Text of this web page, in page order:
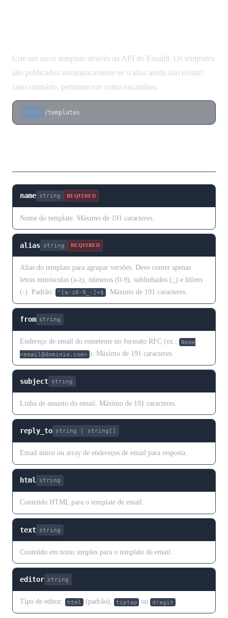
Crie um novo template através da API do Emailit. Os templates
são publicados automaticamente se o alias ainda não existir;
caso contrário, permanecem como rascunhos.
POST /templates
name string REQUIRED
Nome do template. Máximo de 191 caracteres.
alias string REQUIRED
Alias do template para agrupar versões. Deve conter apenas
letras minúsculas (a-z), números (0-9), sublinhados (_) e hífens
(-). Padrão: ^[a-z0-9_-]+$ . Máximo de 191 caracteres.
from string
Endereço de email do remetente no formato RFC (ex.: Nome
<email@dominio.com> ). Máximo de 191 caracteres.
subject string
Linha de assunto do email. Máximo de 191 caracteres.
reply_to string | string[]
Email único ou array de endereços de email para resposta.
html string
Conteúdo HTML para o template de email.
text string
Conteúdo em texto simples para o template de email.
editor string
Tipo de editor: html (padrão), tiptap ou dragit .